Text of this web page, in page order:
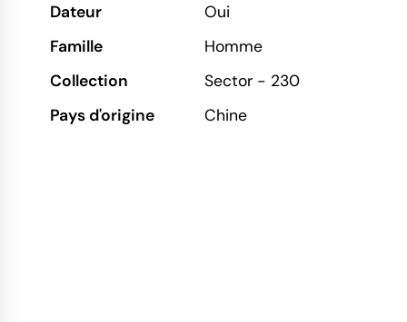
Dateur
Oui
Famille
Homme
Collection
Sector - 230
Pays d'origine
Chine